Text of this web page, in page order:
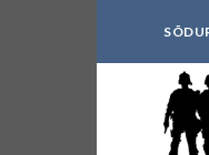
content